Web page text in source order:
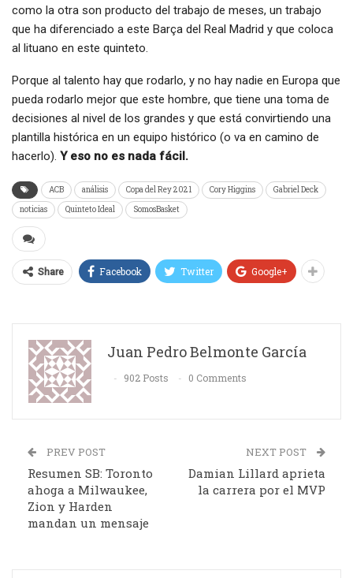
como la otra son producto del trabajo de meses, un trabajo
que ha diferenciado a este Barça del Real Madrid y que coloca
al lituano en este quinteto.
Porque al talento hay que rodarlo, y no hay nadie en Europa que
pueda rodarlo mejor que este hombre, que tiene una toma de
decisiones al nivel de los grandes y que está convirtiendo una
plantilla histórica en un equipo histórico (o va en camino de
hacerlo). Y eso no es nada fácil.
ACB análisis Copa del Rey 2021 Cory Higgins
Gabriel Deck
noticias
Quinteto Ideal SomosBasket
Share Facebook Twitter Google+
Juan Pedro Belmonte García
902 Posts 0 Comments
PREV POST
Resumen SB: Toronto
ahoga a Milwaukee,
Zion y Harden
mandan un mensaje
NEXT POST
Damian Lillard aprieta
la carrera por el MVP